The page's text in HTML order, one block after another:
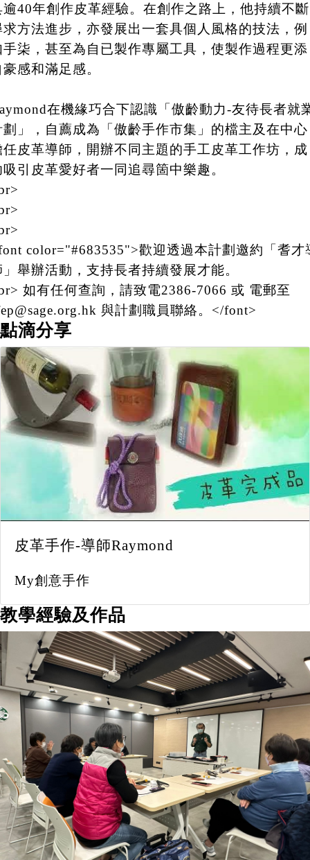
逾40年創作皮革經驗。在創作之路上，他持續不斷
求方法進步，亦發展出一套具個人風格的技法，例
手柒，甚至為自已製作專屬工具，使製作過程更添
豪感和滿足感。
在機緣巧合下認識「傲齡動力-友待長者就
劃」，自薦成為「傲齡手作市集」的檔主及在中心
任皮革導師，開辦不同主題的手工皮革工作坊，成
吸引皮革愛好者一同追尋箇中樂趣。
color="#683535">歡迎透過本計劃邀約「耆才
」舉辦活動，支持長者持續發展才能。
如有任何查詢，請致電2386-7066 或 電郵至
與計劃職員聯絡。</font>
點滴分享
皮革手作-導師Raymond
My創意手作
教學經驗及作品